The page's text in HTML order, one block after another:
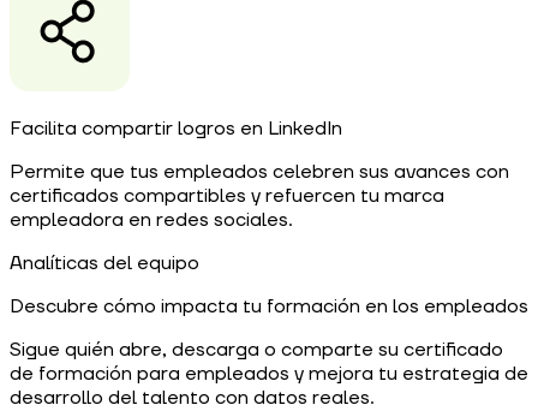
Facilita compartir logros en LinkedIn
Permite que tus empleados celebren sus avances con
certificados compartibles y refuercen tu marca
empleadora en redes sociales.
Analíticas del equipo
Descubre cómo impacta tu formación en los empleados
Sigue quién abre, descarga o comparte su certificado
de formación para empleados y mejora tu estrategia de
desarrollo del talento con datos reales.